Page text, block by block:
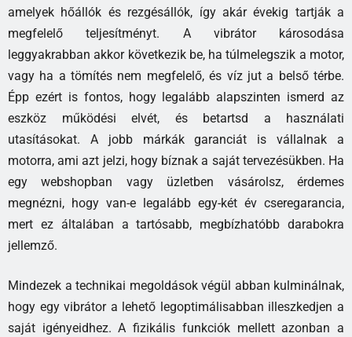
amelyek hőállók és rezgésállók, így akár évekig tartják a
megfelelő teljesítményt. A vibrátor károsodása
leggyakrabban akkor következik be, ha túlmelegszik a motor,
vagy ha a tömítés nem megfelelő, és víz jut a belső térbe.
Épp ezért is fontos, hogy legalább alapszinten ismerd az
eszköz működési elvét, és betartsd a használati
utasításokat. A jobb márkák garanciát is vállalnak a
motorra, ami azt jelzi, hogy bíznak a saját tervezésükben. Ha
egy webshopban vagy üzletben vásárolsz, érdemes
megnézni, hogy van-e legalább egy-két év cseregarancia,
mert ez általában a tartósabb, megbízhatóbb darabokra
jellemző.
Mindezek a technikai megoldások végül abban kulminálnak,
hogy egy vibrátor a lehető legoptimálisabban illeszkedjen a
saját igényeidhez. A fizikális funkciók mellett azonban a